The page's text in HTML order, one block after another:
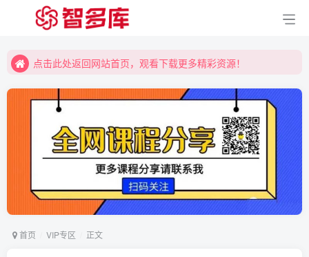
点击此处返回网站首页，观看下载更多精彩资源！
点击此处返回网站首页，观看下载更多精彩资源！
首页 VIP专区 正文